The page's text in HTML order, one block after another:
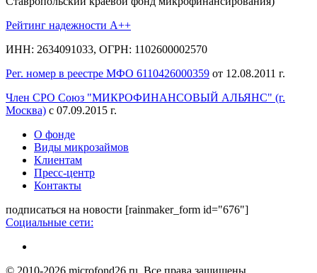
Рейтинг надежности A++
ИНН: 2634091033, ОГРН: 1102600002570
Рег. номер в реестре МФО 6110426000359 от 12.08.2011 г.
Член СРО Союз "МИКРОФИНАНСОВЫЙ АЛЬЯНС" (г.
Москва) с 07.09.2015 г.
О фонде
Виды микрозаймов
Клиентам
Пресс-центр
Контакты
подписаться на новости [rainmaker_form id="676"]
Социальные сети:
© 2010-2026 microfond26.ru. Все права защищены